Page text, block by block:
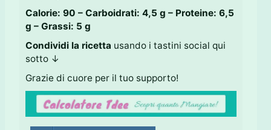
Calorie: 90 – Carboidrati: 4,5 g – Proteine: 6,5
g – Grassi: 5 g
Condividi la ricetta usando i tastini social qui
sotto ↓
Grazie di cuore per il tuo supporto!